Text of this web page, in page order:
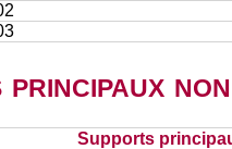
Supports